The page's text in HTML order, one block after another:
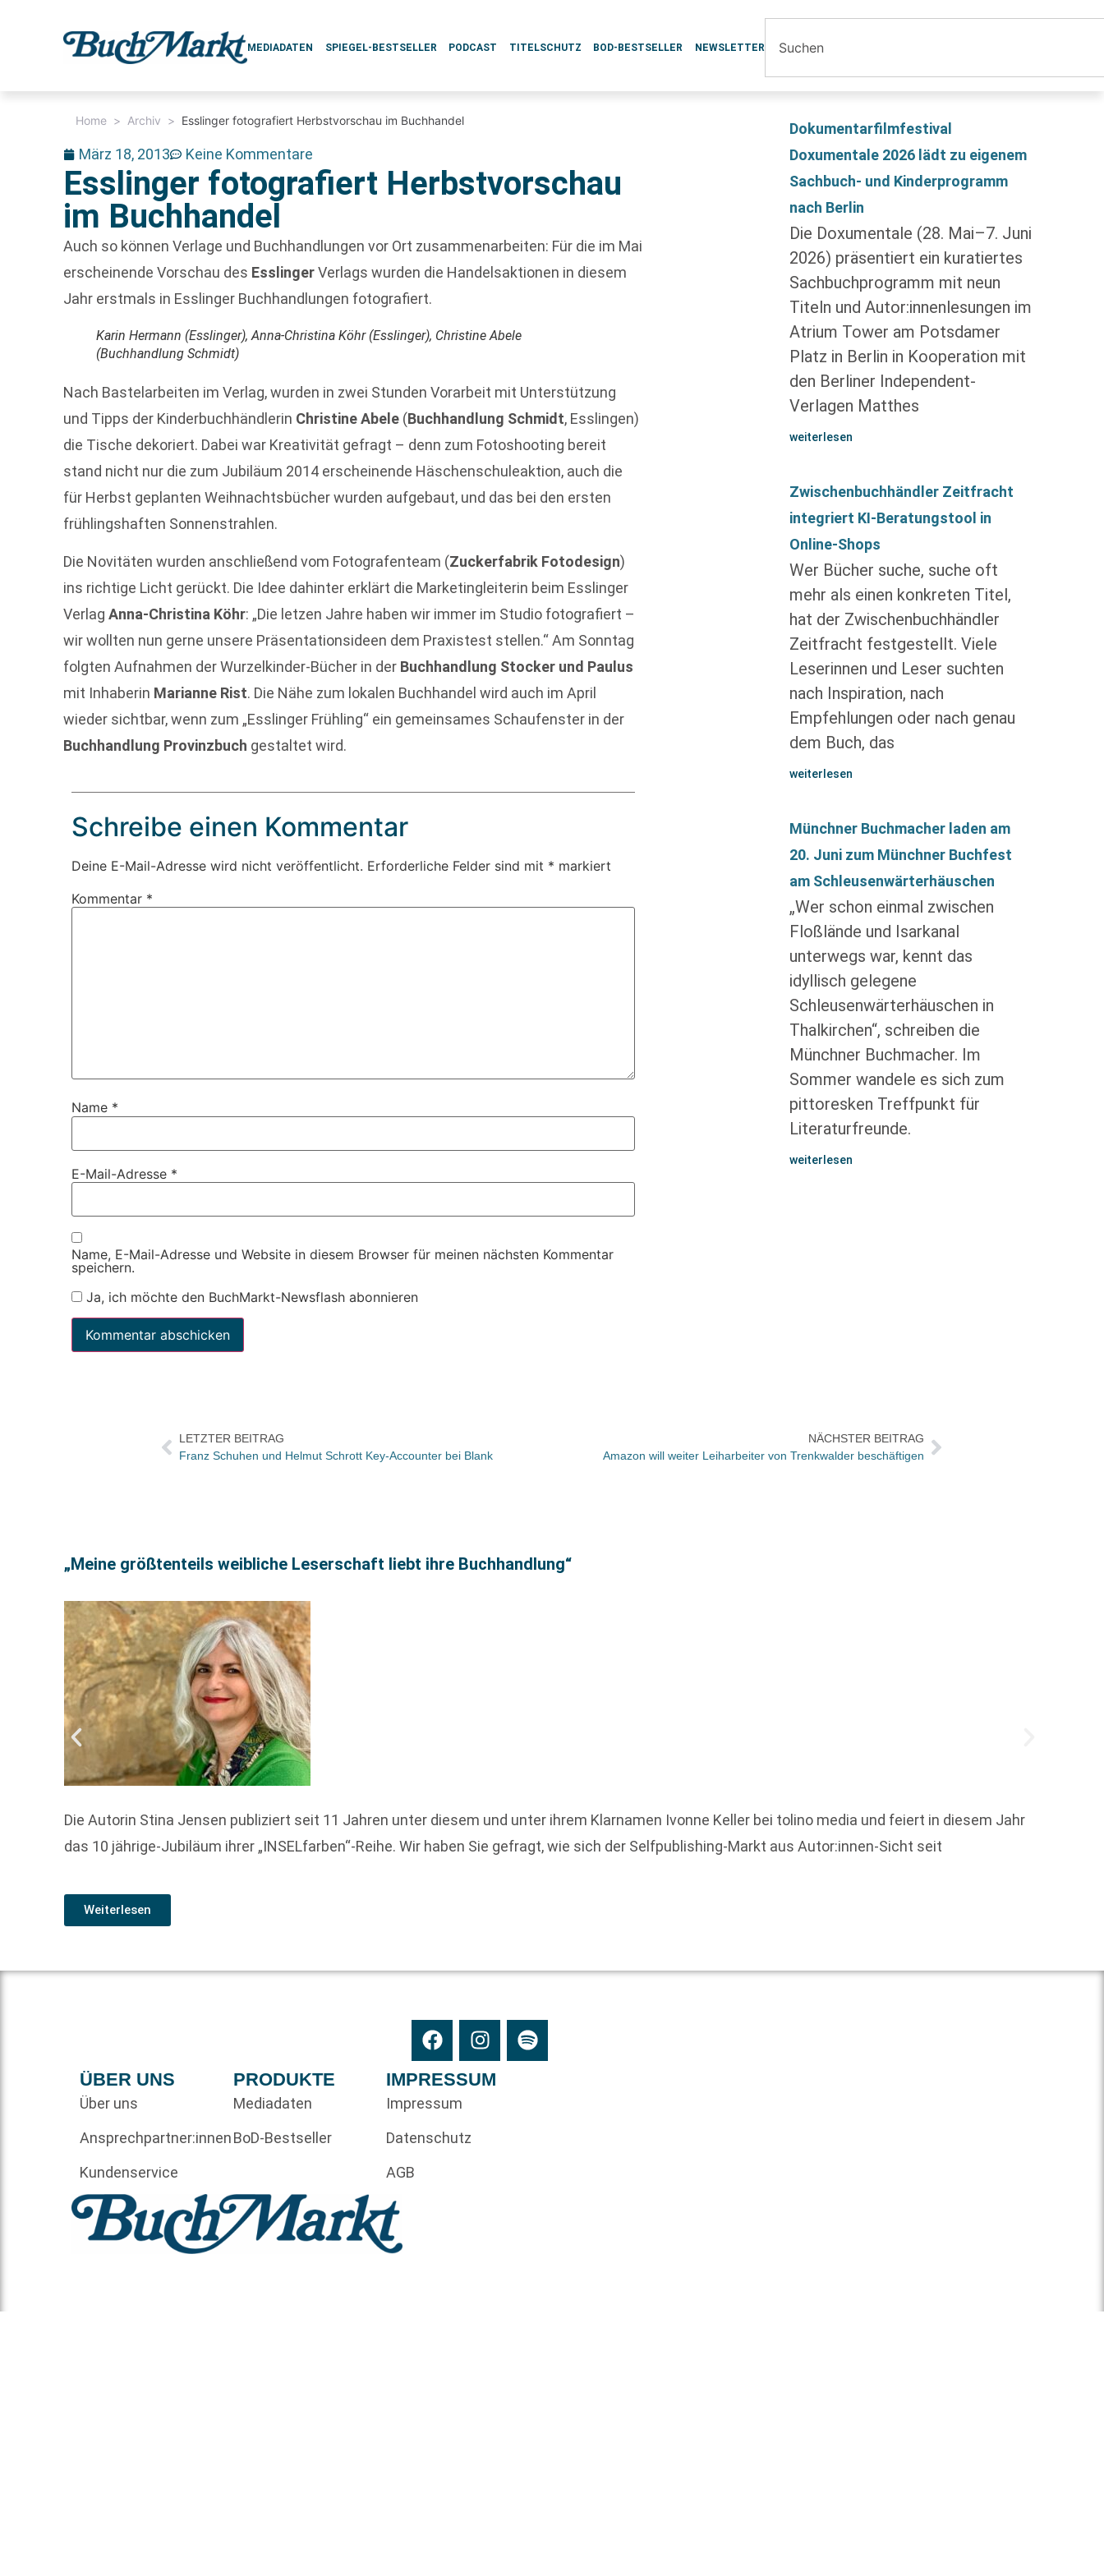
MEDIADATEN SPIEGEL-BESTSELLER PODCAST TITELSCHUTZ BOD-BESTSELLER NEWSLETTER
Home > Archiv > Esslinger fotografiert Herbstvorschau im Buchhandel
März 18, 2013 Keine Kommentare
Esslinger fotografiert Herbstvorschau
im Buchhandel
Auch so können Verlage und Buchhandlungen vor Ort zusammenarbeiten: Für die im Mai
erscheinende Vorschau des EsslingerVerlags wurden die Handelsaktionen in diesem
Jahr erstmals in Esslinger Buchhandlungen fotografiert.
Karin Hermann (Esslinger), Anna-Christina Köhr (Esslinger), Christine Abele
(Buchhandlung Schmidt)
Nach Bastelarbeiten im Verlag, wurden in zwei Stunden Vorarbeit mit Unterstützung
und Tipps der Kinderbuchhändlerin Christine Abele (Buchhandlung Schmidt, Esslingen)
die Tische dekoriert. Dabei war Kreativität gefragt – denn zum Fotoshooting bereit
stand nicht nur die zum Jubiläum 2014 erscheinende Häschenschuleaktion, auch die
für Herbst geplanten Weihnachtsbücher wurden aufgebaut, und das bei den ersten
frühlingshaften Sonnenstrahlen.
Die Novitäten wurden anschließend vom Fotografenteam (Zuckerfabrik Fotodesign)
ins richtige Licht gerückt. Die Idee dahinter erklärt die Marketingleiterin beim Esslinger
VerlagAnna-Christina Köhr: „Die letzen Jahre haben wir immer im Studio fotografiert –
wir wollten nun gerne unsere Präsentationsideen dem Praxistest stellen.“ Am Sonntag
folgten Aufnahmen der Wurzelkinder-Bücher in der Buchhandlung Stocker und Paulus
mit Inhaberin Marianne Rist. Die Nähe zum lokalen Buchhandel wird auch im April
wieder sichtbar, wenn zum „Esslinger Frühling“ ein gemeinsames Schaufenster in der
Buchhandlung Provinzbuch gestaltet wird.
Schreibe einen Kommentar
Deine E-Mail-Adresse wird nicht veröffentlicht. Erforderliche Felder sind mit * markiert
Kommentar *
Name *
E-Mail-Adresse *
Name, E-Mail-Adresse und Website in diesem Browser für meinen nächsten Kommentar
speichern.
Ja, ich möchte den BuchMarkt-Newsflash abonnieren
Dokumentarfilmfestival
Doxumentale 2026 lädt zu eigenem
Sachbuch- und Kinderprogramm
nach Berlin
Die Doxumentale (28. Mai–7. Juni
2026) präsentiert ein kuratiertes
Sachbuchprogramm mit neun
Titeln und Autor:innenlesungen im
Atrium Tower am Potsdamer
Platz in Berlin in Kooperation mit
den Berliner Independent-
Verlagen Matthes
weiterlesen
Zwischenbuchhändler Zeitfracht
integriert KI-Beratungstool in
Online-Shops
Wer Bücher suche, suche oft
mehr als einen konkreten Titel,
hat der Zwischenbuchhändler
Zeitfracht festgestellt. Viele
Leserinnen und Leser suchten
nach Inspiration, nach
Empfehlungen oder nach genau
dem Buch, das
weiterlesen
Münchner Buchmacher laden am
20. Juni zum Münchner Buchfest
am Schleusenwärterhäuschen
„Wer schon einmal zwischen
Floßlände und Isarkanal
unterwegs war, kennt das
idyllisch gelegene
Schleusenwärterhäuschen in
Thalkirchen“, schreiben die
Münchner Buchmacher. Im
Sommer wandele es sich zum
pittoresken Treffpunkt für
Literaturfreunde.
weiterlesen
LETZTER BEITRAG
Franz Schuhen und Helmut Schrott Key-Accounter bei Blank
NÄCHSTER BEITRAG
Amazon will weiter Leiharbeiter von Trenkwalder beschäftigen
„Meine größtenteils weibliche Leserschaft liebt ihre Buchhandlung“
Die Autorin Stina Jensen publiziert seit 11 Jahren unter diesem und unter ihrem Klarnamen Ivonne Keller bei tolino media und feiert in diesem Jahr
das 10 jährige-Jubiläum ihrer „INSELfarben“-Reihe. Wir haben Sie gefragt, wie sich der Selfpublishing-Markt aus Autor:innen-Sicht seit
Weiterlesen
ÜBER UNS
Über uns
Ansprechpartner:innen
Kundenservice
PRODUKTE
Mediadaten
BoD-Bestseller
IMPRESSUM
Impressum
Datenschutz
AGB